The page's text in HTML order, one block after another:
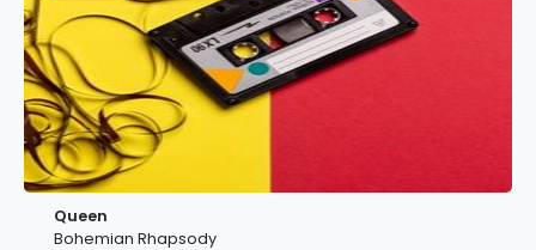
Queen
Bohemian Rhapsody